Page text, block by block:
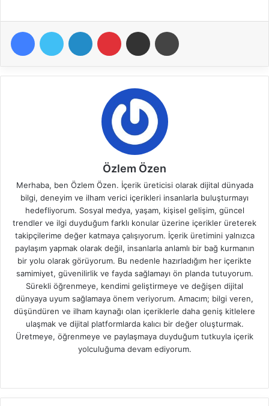
Özlem Özen
Merhaba, ben Özlem Özen. İçerik üreticisi olarak dijital dünyada
bilgi, deneyim ve ilham verici içerikleri insanlarla buluşturmayı
hedefliyorum. Sosyal medya, yaşam, kişisel gelişim, güncel
trendler ve ilgi duyduğum farklı konular üzerine içerikler üreterek
takipçilerime değer katmaya çalışıyorum. İçerik üretimini yalnızca
paylaşım yapmak olarak değil, insanlarla anlamlı bir bağ kurmanın
bir yolu olarak görüyorum. Bu nedenle hazırladığım her içerikte
samimiyet, güvenilirlik ve fayda sağlamayı ön planda tutuyorum.
Sürekli öğrenmeye, kendimi geliştirmeye ve değişen dijital
dünyaya uyum sağlamaya önem veriyorum. Amacım; bilgi veren,
düşündüren ve ilham kaynağı olan içeriklerle daha geniş kitlelere
ulaşmak ve dijital platformlarda kalıcı bir değer oluşturmak.
Üretmeye, öğrenmeye ve paylaşmaya duyduğum tutkuyla içerik
yolculuğuma devam ediyorum.
b